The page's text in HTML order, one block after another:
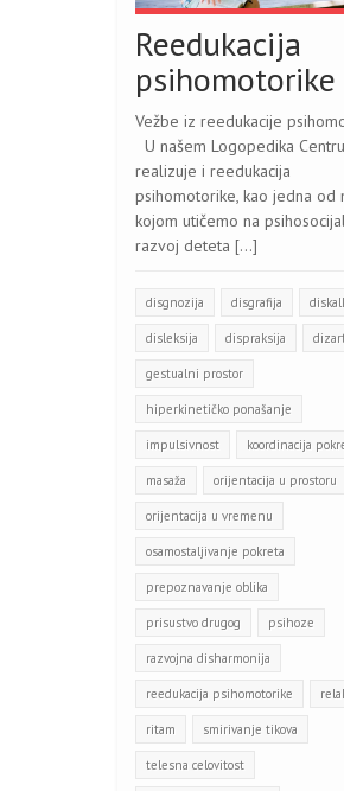
Reedukacija
psihomotorike
Vežbe iz reedukacije
U našem Logopedika
realizuje i reedukacija
psihomotorike, kao jedna od
kojom utičemo na
razvoj deteta […]
disgnozija disgrafija
disleksija dispraksija
gestualni prostor
hiperkinetičko ponašanje
impulsivnost koordinacija
masaža orijentacija u prostoru
orijentacija u vremenu
osamostaljivanje pokreta
prepoznavanje oblika
prisustvo drugog psihoze
razvojna disharmonija
reedukacija psihomotorike
ritam smirivanje tikova
telesna celovitost